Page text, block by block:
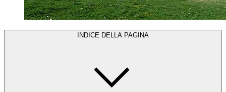
INDICE DELLA PAGINA